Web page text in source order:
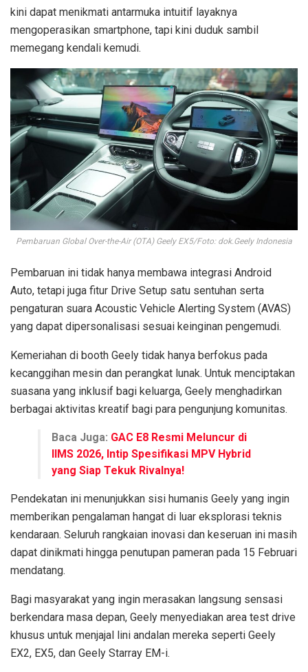
kini dapat menikmati antarmuka intuitif layaknya
mengoperasikan smartphone, tapi kini duduk sambil
memegang kendali kemudi.
Pembaruan Global Over-the-Air (OTA) Geely EX5/Foto: dok.Geely Indonesia
Pembaruan ini tidak hanya membawa integrasi Android
Auto, tetapi juga fitur Drive Setup satu sentuhan serta
pengaturan suara Acoustic Vehicle Alerting System (AVAS)
yang dapat dipersonalisasi sesuai keinginan pengemudi.
Kemeriahan di booth Geely tidak hanya berfokus pada
kecanggihan mesin dan perangkat lunak. Untuk menciptakan
suasana yang inklusif bagi keluarga, Geely menghadirkan
berbagai aktivitas kreatif bagi para pengunjung komunitas.
Baca Juga: GAC E8 Resmi Meluncur di
IIMS 2026, Intip Spesifikasi MPV Hybrid
yang Siap Tekuk Rivalnya!
Pendekatan ini menunjukkan sisi humanis Geely yang ingin
memberikan pengalaman hangat di luar eksplorasi teknis
kendaraan. Seluruh rangkaian inovasi dan keseruan ini masih
dapat dinikmati hingga penutupan pameran pada 15 Februari
mendatang.
Bagi masyarakat yang ingin merasakan langsung sensasi
berkendara masa depan, Geely menyediakan area test drive
khusus untuk menjajal lini andalan mereka seperti Geely
EX2, EX5, dan Geely Starray EM-i.